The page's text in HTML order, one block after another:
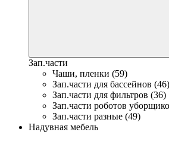
Зап.части
Чаши, пленки (59)
Зап.части для бассейнов (46)
Зап.части для фильтров (36)
Зап.части роботов
Зап.части разные (49)
Надувная мебель